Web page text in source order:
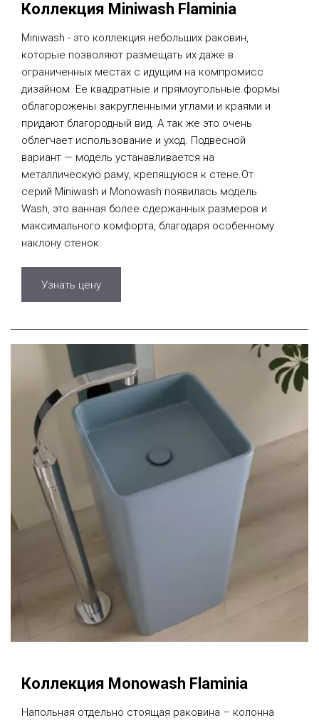
Коллекция Miniwash Flaminia
Miniwash - это коллекция небольших раковин,
которые позволяют размещать их даже в
ограниченных местах с идущим на компромисс
дизайном. Ее квадратные и прямоугольные формы
облагорожены закругленными углами и краями и
придают благородный вид. А так же это очень
облегчает использование и уход. Подвесной
вариант — модель устанавливается на
металлическую раму, крепящуюся к стене.От
серий Miniwash и Monowash появилась модель
Wash, это ванная более сдержанных размеров и
максимального комфорта, благодаря особенному
наклону стенок.
Узнать цену
Коллекция Monowash Flaminia
Напольная отдельно стоящая раковина – колонна